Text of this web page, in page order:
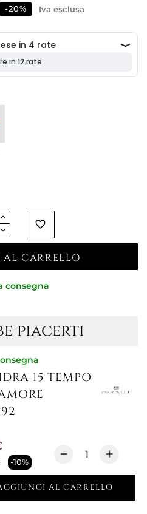
-20% Iva esclusa
favorite_border
CARRELLO
consegna
piacerti
15 TEMPO
-10%
AL CARRELLO